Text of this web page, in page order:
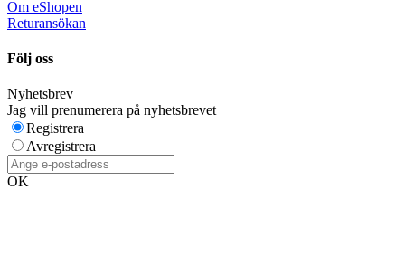
Om eShopen
Returansökan
Följ oss
Nyhetsbrev
Jag vill prenumerera på nyhetsbrevet
Registrera
Avregistrera
OK